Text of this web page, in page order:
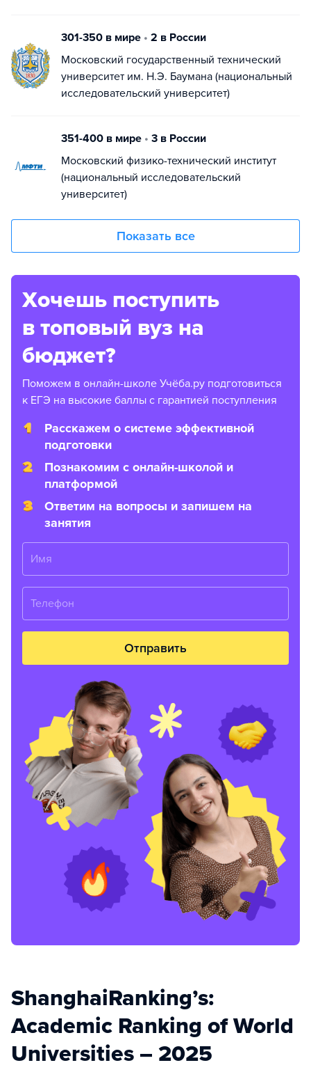
301-350 в мире • 2 в России
Московский государственный технический
университет им. Н.Э. Баумана (национальный
исследовательский университет)
351-400 в мире • 3 в России
Московский физико-технический институт
(национальный исследовательский
университет)
Показать все
Хочешь поступить
в топовый вуз на
бюджет?
Поможем в онлайн-школе Учёба.ру подготовиться
к ЕГЭ на высокие баллы с гарантией поступления
Расскажем о системе эффективной
подготовки
Познакомим с онлайн-школой и
платформой
Ответим на вопросы и запишем на
занятия
Имя
Телефон
Отправить
ShanghaiRanking’s:
Academic Ranking of World
Universities – 2025